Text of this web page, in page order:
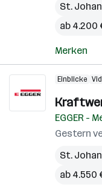
St.
ab 4.200
Merken
Einblicke
EGGER -
Gestern
St.
ab 4.550